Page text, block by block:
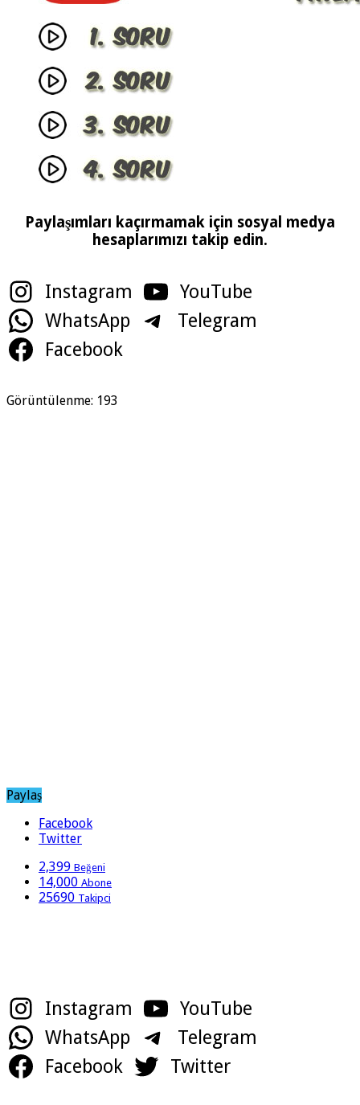
Paylaşımları kaçırmamak için sosyal medya
hesaplarımızı takip edin.
Instagram
YouTube
WhatsApp
Telegram
Facebook
Görüntülenme: 193
Paylaş
Facebook
Twitter
2,399 Beğeni
14,000 Abone
25690 Takipci
Instagram
YouTube
WhatsApp
Telegram
Facebook
Twitter